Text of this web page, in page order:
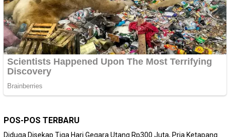
POS-POS TERBARU
Diduga Disekap Tiga Hari Gegara Utang Rp300 Juta, Pria Ketapang